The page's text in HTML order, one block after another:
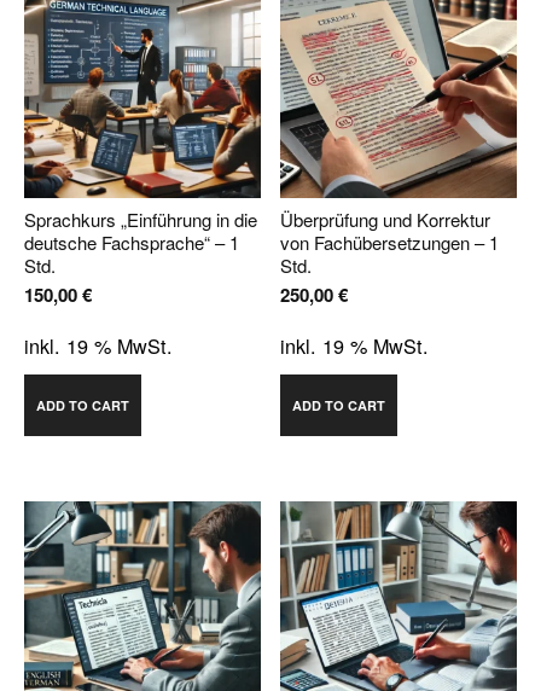
Sprachkurs „Einführung in die
deutsche Fachsprache“ – 1
Std.
150,00€
inkl. 19 % MwSt.
ADD TO CART
Überprüfung und Korrektur
von Fachübersetzungen – 1
Std.
250,00€
inkl. 19 % MwSt.
ADD TO CART